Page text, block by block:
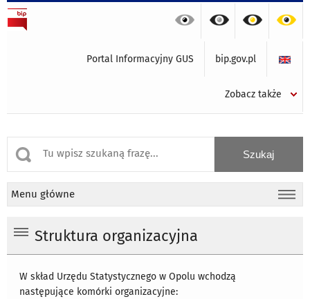
Portal Informacyjny GUS bip.gov.pl
Zobacz także
Menu główne
Struktura organizacyjna
W skład Urzędu Statystycznego w Opolu wchodzą
następujące komórki organizacyjne: